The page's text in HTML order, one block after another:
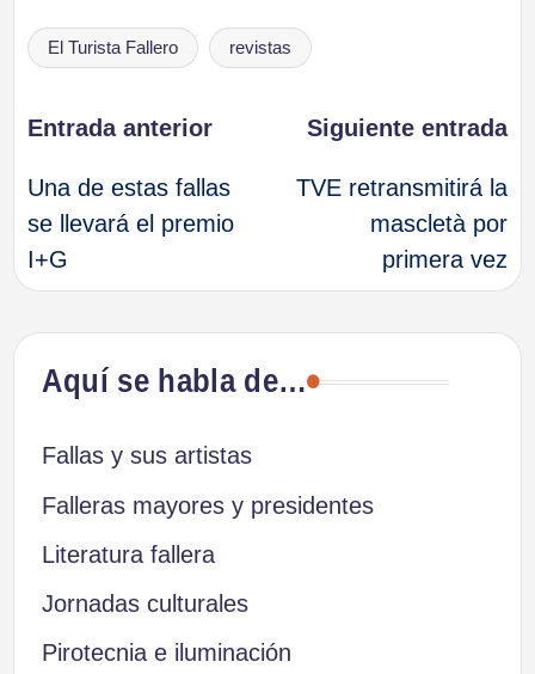
Etiquetas:
El Turista Fallero revistas
Navegación
de
entradas
Entrada anterior
Una de estas fallas
se llevará el premio
I+G
Siguiente entrada
TVE retransmitirá la
mascletà por
primera vez
Aquí se habla de…
Fallas y sus artistas
Falleras mayores y presidentes
Literatura fallera
Jornadas culturales
Pirotecnia e iluminación